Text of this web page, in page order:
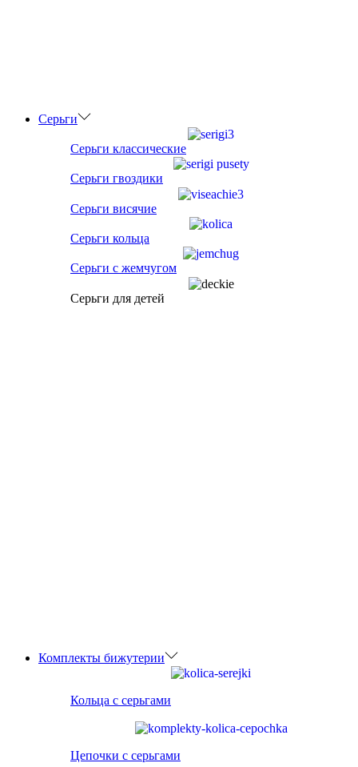
Серьги
Серьги классические
Серьги гвоздики
Серьги висячие
Серьги кольца
Серьги с жемчугом
Серьги для детей
Комплекты бижутерии
Кольца с серьгами
Цепочки с серьгами